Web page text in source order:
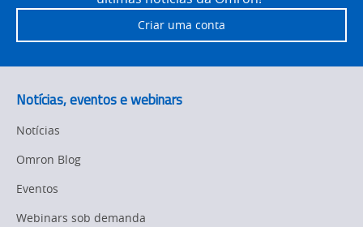
personalizável
page.
personalizável
série
NA
Criar uma conta
Notícias, eventos e webinars
Notícias
Omron Blog
Eventos
Webinars sob demanda